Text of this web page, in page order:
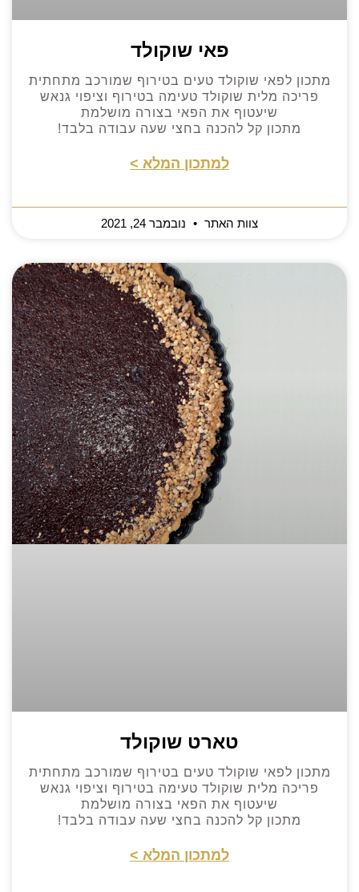
פאי שוקולד
מתכון לפאי שוקולד טעים בטירוף שמורכב מתחתית
פריכה מלית שוקולד טעימה בטירוף וציפוי גנאש
שיעטוף את הפאי בצורה מושלמת
מתכון קל להכנה בחצי שעה עבודה בלבד!
למתכון המלא >
צוות האתר נובמבר 24, 2021
טארט שוקולד
מתכון לפאי שוקולד טעים בטירוף שמורכב מתחתית
פריכה מלית שוקולד טעימה בטירוף וציפוי גנאש
שיעטוף את הפאי בצורה מושלמת
מתכון קל להכנה בחצי שעה עבודה בלבד!
למתכון המלא >